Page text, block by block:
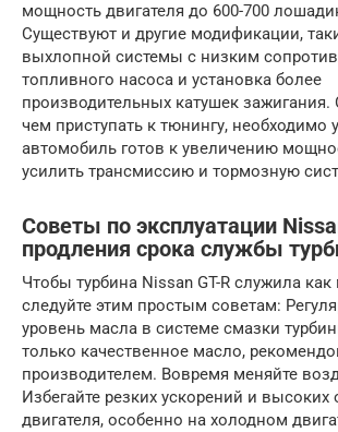
мощность двигателя до 600-700
Существуют и другие модификации,
выхлопной системы с низким
топливного насоса и установка более
производительных катушек
чем приступать к тюнингу, необходимо
автомобиль готов к увеличению
усилить трансмиссию и тормозную
Советы по эксплуатации
продления срока службы
Чтобы турбина Nissan GT-R служила
следуйте этим простым советам:
уровень масла в системе смазки
только качественное масло,
производителем. Вовремя меняйте
Избегайте резких ускорений и высоких
двигателя, особенно на холодном